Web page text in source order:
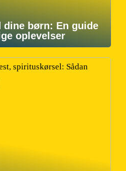
dine børn: En guide
oplevelser